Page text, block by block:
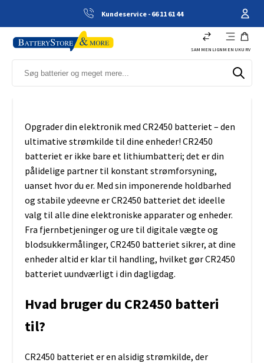
Kundeservice - 66 11 61 44
SAMMENLIGN MENU KURV
Opgrader din elektronik med CR2450 batteriet – den
ultimative strømkilde til dine enheder! CR2450
batteriet er ikke bare et lithiumbatteri; det er din
pålidelige partner til konstant strømforsyning,
uanset hvor du er. Med sin imponerende holdbarhed
og stabile ydeevne er CR2450 batteriet det ideelle
valg til alle dine elektroniske apparater og enheder.
Fra fjernbetjeninger og ure til digitale vægte og
blodsukkermålinger, CR2450 batteriet sikrer, at dine
enheder altid er klar til handling, hvilket gør CR2450
batteriet uundværligt i din dagligdag.
Hvad bruger du CR2450 batteri
til?
CR2450 batteriet er en alsidig strømkilde, der